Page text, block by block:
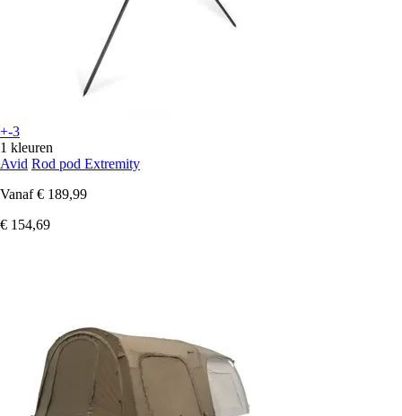
+-3
1 kleuren
Avid Rod pod Extremity
Vanaf € 189,99
€ 154,69